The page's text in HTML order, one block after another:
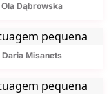
Ola Dąbrowska
Daria Misanets